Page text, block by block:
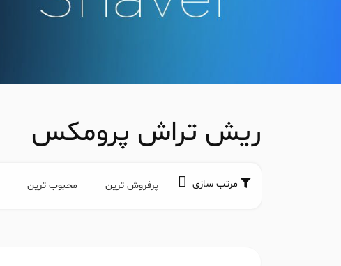
ریش تراش پرومکس
مرتب سازی پرفروش ترین محبوب ترین